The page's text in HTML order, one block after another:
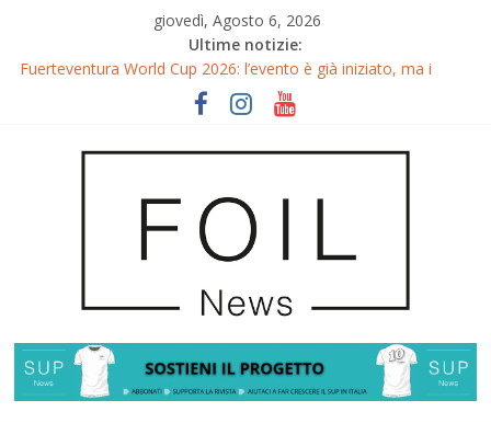
giovedì, Agosto 6, 2026
Ultime notizie:
Fuerteventura World Cup 2026: l’evento è già iniziato, ma i
riflettori si accendono sul Wingfoil!
Fuerteventura FreeFly-Slalom 2026: Cappuzzo e Belloeuvre
Gran Canaria GWA Wingfoil World Cup 2026: Spettacolo e
adrenalina a Pozo Izquierdo